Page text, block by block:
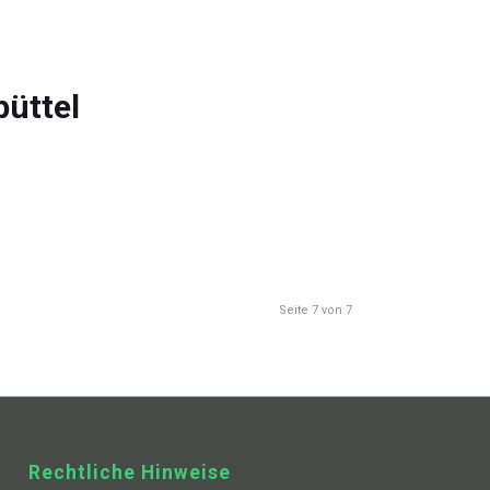
Seite 7 von 7
Rechtliche Hinweise